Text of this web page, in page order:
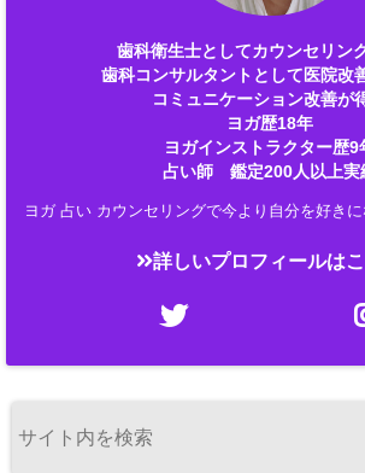
歯科衛生士としてカウンセリン
歯科コンサルタントとして医院改
コミュニケーション改善が
ヨガ歴18年
ヨガインストラクター歴9
占い師 鑑定200人以上実
ヨガ 占い カウンセリングで今より自分を好き
詳しいプロフィールは